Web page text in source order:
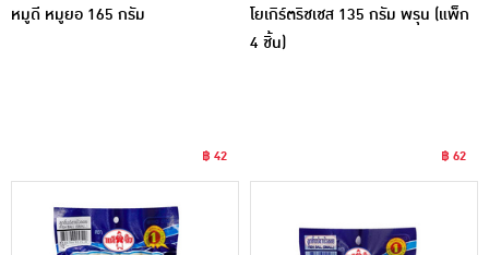
หมูดี หมูยอ 165 กรัม
฿ 42
โยเกิร์ตริชเชส 135 กรัม พรุน (แพ็ก
4 ชิ้น)
฿ 62